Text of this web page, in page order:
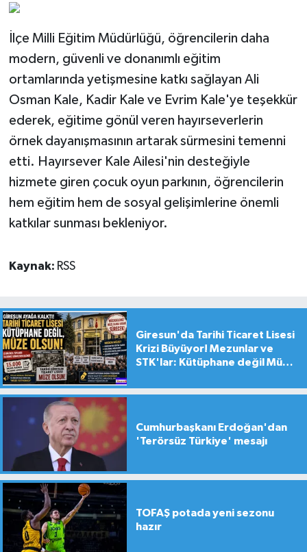
İlçe Milli Eğitim Müdürlüğü, öğrencilerin daha
modern, güvenli ve donanımlı eğitim
ortamlarında yetişmesine katkı sağlayan Ali
Osman Kale, Kadir Kale ve Evrim Kale'ye teşekkür
ederek, eğitime gönül veren hayırseverlerin
örnek dayanışmasının artarak sürmesini temenni
etti. Hayırsever Kale Ailesi'nin desteğiyle
hizmete giren çocuk oyun parkının, öğrencilerin
hem eğitim hem de sosyal gelişimlerine önemli
katkılar sunması bekleniyor.
Kaynak: RSS
Giresun'da Tarihi Ticaret Lisesi
Krizi Büyüyor! Mezunlar ve
STK'lar: Kütüphane değil Müze
Cumhurbaşkanı Erdoğan'dan
'Terörsüz Türkiye' mesajı
TOFAŞ potada yeni sezonu
hazır